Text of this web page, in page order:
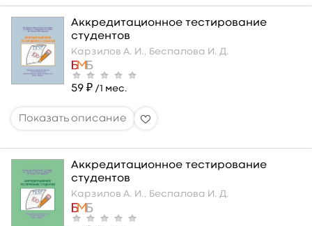
Аккредитационное тестирование
студентов
Карзилов А. И., Беспалова И. Д.
59 ₽ /1 мес.
Аккредитационное тестирование
студентов
Карзилов А. И., Беспалова И. Д.